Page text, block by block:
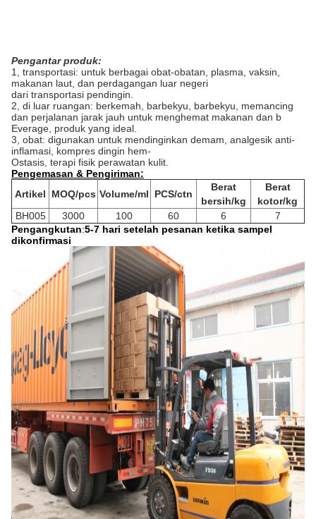
Pengantar produk:
1, transportasi: untuk berbagai obat-obatan, plasma, vaksin,
makanan laut, dan perdagangan luar negeri
dari transportasi pendingin.
2, di luar ruangan: berkemah, barbekyu, barbekyu, memancing
dan perjalanan jarak jauh untuk menghemat makanan dan b
Everage, produk yang ideal.
3, obat: digunakan untuk mendinginkan demam, analgesik anti-
inflamasi, kompres dingin hem-
Ostasis, terapi fisik perawatan kulit.
Pengemasan & Pengiriman:
Artikel
MOQ/pcs Volume/ml PCS/ctn
Berat
bersih/kg
Berat
kotor/kg
BH005
3000 100 60 6
7
Pengangkutan:5-7 hari setelah pesanan ketika sampel
dikonfirmasi